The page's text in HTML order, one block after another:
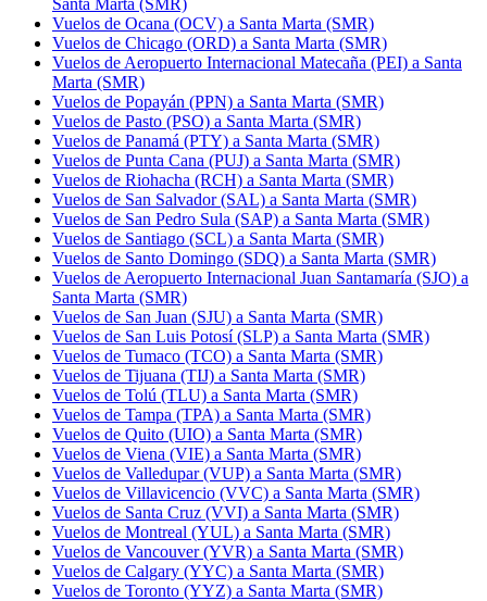
Vuelos de Ocana (OCV) a Santa Marta (SMR)
Vuelos de Chicago (ORD) a Santa Marta (SMR)
Vuelos de Aeropuerto Internacional Matecaña (PEI) a Santa
Marta (SMR)
Vuelos de Popayán (PPN) a Santa Marta (SMR)
Vuelos de Pasto (PSO) a Santa Marta (SMR)
Vuelos de Panamá (PTY) a Santa Marta (SMR)
Vuelos de Punta Cana (PUJ) a Santa Marta (SMR)
Vuelos de Riohacha (RCH) a Santa Marta (SMR)
Vuelos de San Salvador (SAL) a Santa Marta (SMR)
Vuelos de San Pedro Sula (SAP) a Santa Marta (SMR)
Vuelos de Santiago (SCL) a Santa Marta (SMR)
Vuelos de Santo Domingo (SDQ) a Santa Marta (SMR)
Vuelos de Aeropuerto Internacional Juan Santamaría (SJO) a
Santa Marta (SMR)
Vuelos de San Juan (SJU) a Santa Marta (SMR)
Vuelos de San Luis Potosí (SLP) a Santa Marta (SMR)
Vuelos de Tumaco (TCO) a Santa Marta (SMR)
Vuelos de Tijuana (TIJ) a Santa Marta (SMR)
Vuelos de Tolú (TLU) a Santa Marta (SMR)
Vuelos de Tampa (TPA) a Santa Marta (SMR)
Vuelos de Quito (UIO) a Santa Marta (SMR)
Vuelos de Viena (VIE) a Santa Marta (SMR)
Vuelos de Valledupar (VUP) a Santa Marta (SMR)
Vuelos de Villavicencio (VVC) a Santa Marta (SMR)
Vuelos de Santa Cruz (VVI) a Santa Marta (SMR)
Vuelos de Montreal (YUL) a Santa Marta (SMR)
Vuelos de Vancouver (YVR) a Santa Marta (SMR)
Vuelos de Calgary (YYC) a Santa Marta (SMR)
Vuelos de Toronto (YYZ) a Santa Marta (SMR)